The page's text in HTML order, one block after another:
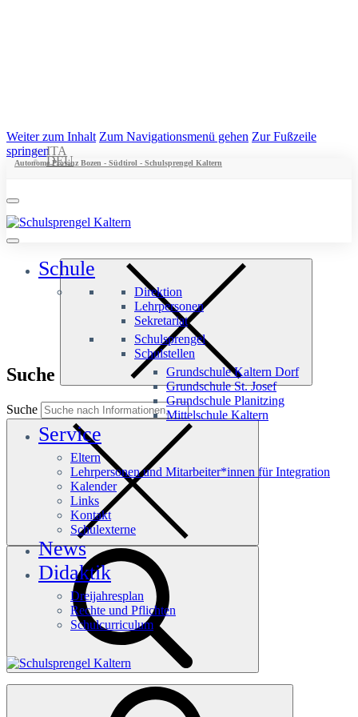
Weiter zum Inhalt Zum Navigationsmenü gehen Zur Fußzeile
springen
Autonome Provinz Bozen - Südtirol - Schulsprengel Kaltern
ITA
DEU
Schule
Direktion
Lehrpersonen
Sekretariat
Schulsprengel
Schulstellen
Grundschule Kaltern Dorf
Grundschule St. Josef
Grundschule Planitzing
Mittelschule Kaltern
Service
Eltern
Lehrpersonen und Mitarbeiter*innen für Integration
Kalender
Links
Kontakt
Schulexterne
News
Didaktik
Dreijahresplan
Rechte und Pflichten
Schulcurriculum
Suche
Suche
Häufige Suchanfragen